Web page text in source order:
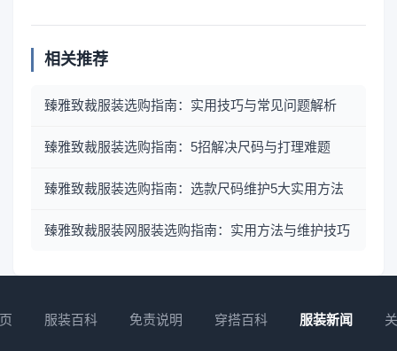
相关推荐
臻雅致裁服装选购指南：实用技巧与常见问题解析
臻雅致裁服装选购指南：5招解决尺码与打理难题
臻雅致裁服装选购指南：选款尺码维护5大实用方法
臻雅致裁服装网服装选购指南：实用方法与维护技巧
服装百科 免责说明 穿搭百科 服装新闻